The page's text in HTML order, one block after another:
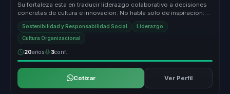
Su fortaleza esta en traducir liderazgo colaborativo a decisiones
concretas de cultura e innovacion. No habla solo de inspiracion:
ayuda ...
Sostenibilidad y Responsabilidad Social Liderazgo
Cultura Organizacional
20años 3conf.
Cotizar Ver Perfil